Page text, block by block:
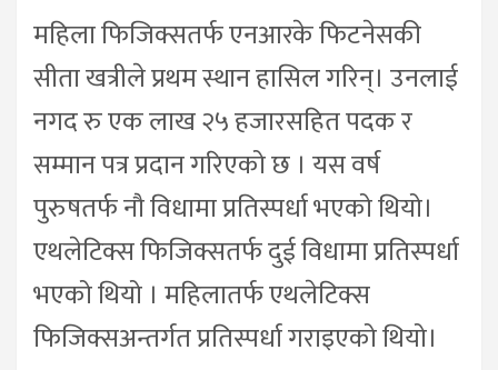
महिला फिजिक्सतर्फ एनआरके फिटनेसकी
सीता खत्रीले प्रथम स्थान हासिल गरिन्। उनलाई
नगद रु एक लाख २५ हजारसहित पदक र
सम्मान पत्र प्रदान गरिएको छ । यस वर्ष
पुरुषतर्फ नौ विधामा प्रतिस्पर्धा भएको थियो।
एथलेटिक्स फिजिक्सतर्फ दुई विधामा प्रतिस्पर्धा
भएको थियो । महिलातर्फ एथलेटिक्स
फिजिक्सअन्तर्गत प्रतिस्पर्धा गराइएको थियो।